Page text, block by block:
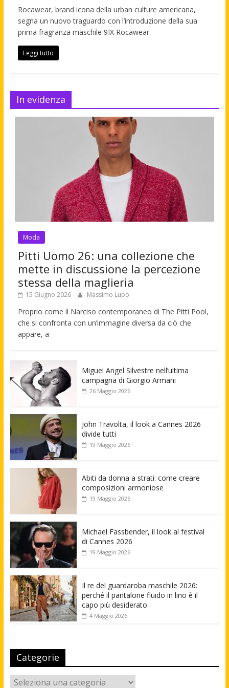
Rocawear, brand icona della urban culture americana,
segna un nuovo traguardo con l’introduzione della sua
prima fragranza maschile 9IX Rocawear:
Leggi tutto
In evidenza
Moda
Pitti Uomo 26: una collezione che
mette in discussione la percezione
stessa della maglieria
15 Giugno 2026 Massimo Lupo
Proprio come il Narciso contemporaneo di The Pitti Pool,
che si confronta con un’immagine diversa da ciò che
appare, a
Miguel Angel Silvestre nell’ultima
campagna di Giorgio Armani
26 Maggio 2026
John Travolta, il look a Cannes 2026
divide tutti
19 Maggio 2026
Abiti da donna a strati: come creare
composizioni armoniose
19 Maggio 2026
Michael Fassbender, il look al festival
di Cannes 2026
19 Maggio 2026
Il re del guardaroba maschile 2026:
perché il pantalone fluido in lino è il
capo più desiderato
4 Maggio 2026
Categorie
Categorie